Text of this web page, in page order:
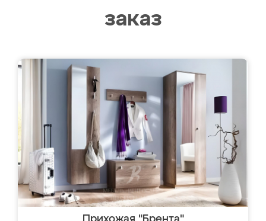
заказ